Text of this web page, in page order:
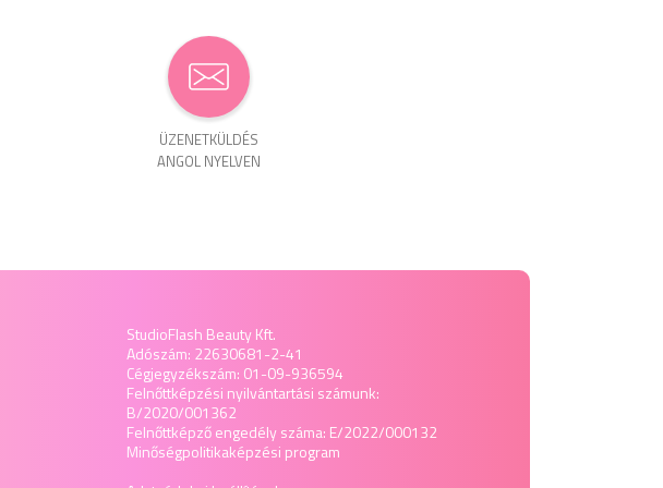
ÜZENET­KÜLDÉS
ANGOL NYELVEN
StudioFlash Beauty Kft.
Adószám: 22630681-2-41
Cégjegyzékszám: 01-09-936594
Felnőttképzési nyilvántartási számunk:
B/2020/001362
Felnőttképző engedély száma: E/2022/000132
Minőségpolitikaképzési program